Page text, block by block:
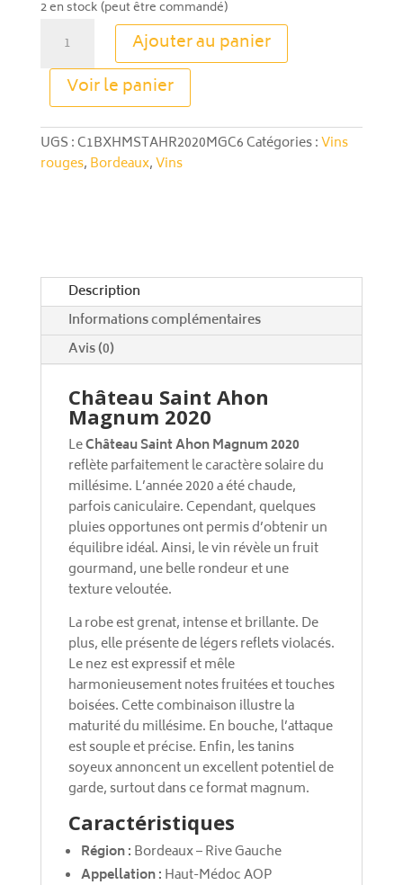
2 en stock (peut être commandé)
Château
Saint
Ahon
Magnum
2020
-
Ajouter au panier
Voir le panier
A
l
e
e
:
UGS :C1BXHMSTAHR2020MGC6Catégories :Vins
rouges, Bordeaux,Vins
Description
Informations complémentaires
Avis (0)
Château Saint Ahon
Magnum 2020
LeChâteau Saint Ahon Magnum 2020
reflète parfaitement le caractère solaire du
millésime. L’année 2020 a été chaude,
parfois caniculaire. Cependant, quelques
pluies opportunes ont permis d’obtenir un
équilibre idéal. Ainsi, le vin révèle un fruit
gourmand, une belle rondeur et une
texture veloutée.
La robe est grenat, intense et brillante. De
plus, elle présente de légers reflets violacés.
Le nez est expressif et mêle
harmonieusement notes fruitées et touches
boisées. Cette combinaison illustre la
maturité du millésime. En bouche, l’attaque
est souple et précise. Enfin, les tanins
soyeux annoncent un excellent potentiel de
garde, surtout dans ce format magnum.
Caractéristiques
Région : Bordeaux – Rive Gauche
Appellation : Haut-Médoc AOP